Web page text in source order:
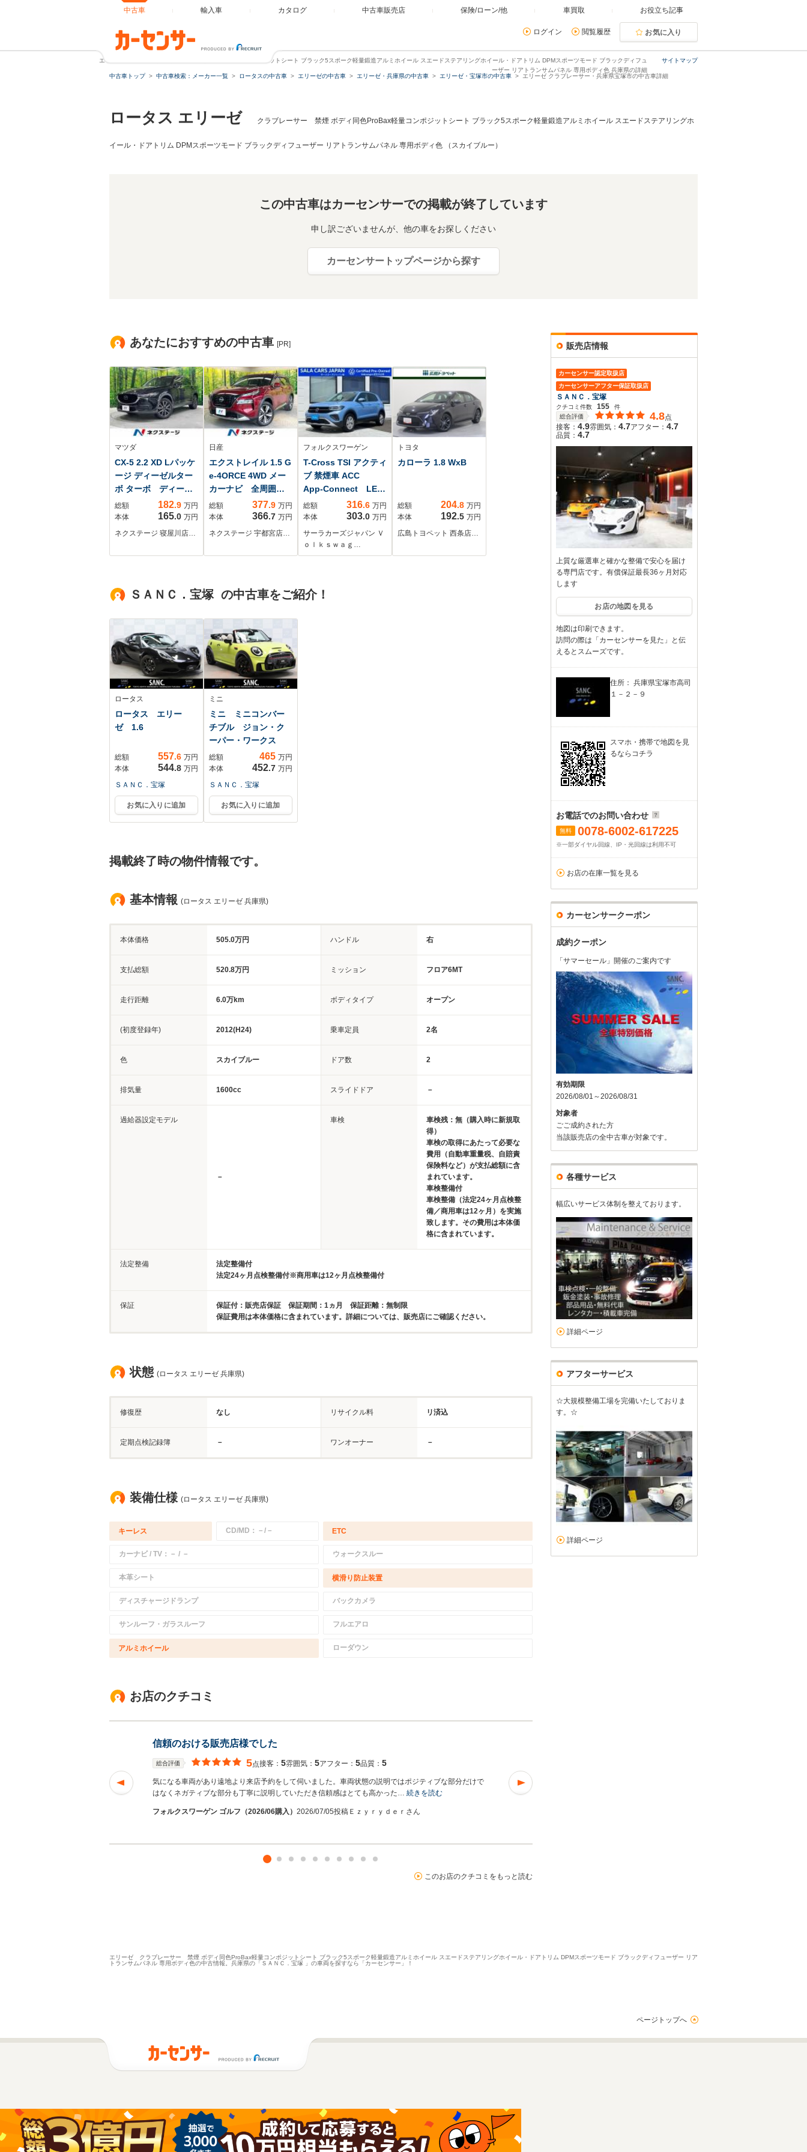
中古車 輸入車 カタログ 中古車販売店 保険/ローン/他 車買取 お役立ち記事
ログイン 閲覧履歴 お気に入り
サイトマップ
エリーゼ クラブレーサー 禁煙 ボディ同色ProBax軽量コンポジットシート ブラック5スポーク軽量鍛造アルミホイール スエードステアリングホイール・ドアトリム DPMスポーツモード ブラックディフュ
ーザー リアトランサムパネル 専用ボディ色 兵庫県の詳細
中古車トップ
中古車検索：メーカー一覧 ロータスの中古車 エリーゼの中古車 エリーゼ・兵庫県の中古車 エリーゼ・宝塚市の中古車 エリーゼ クラブレーサー・兵庫県宝塚市の中古車詳細
ロータス エリーゼ クラブレーサー 禁煙 ボディ同色ProBax軽量コンポジットシート ブラック5スポーク軽量鍛造アルミホイール スエードステアリングホ
イール・ドアトリム DPMスポーツモード ブラックディフューザー リアトランサムパネル 専用ボディ色 （スカイブルー）
この中古車はカーセンサーでの掲載が終了しています
申し訳ございませんが、他の車をお探しください
カーセンサートップページから探す
あなたにおすすめの中古車 [PR]
マツダ
CX-5 2.2 XD Lパッケ
ージ ディーゼルター
ボ ターボ ディーゼ
ル(軽油) マツダコネ
クトナビ バックカ
メラ 衝突被害軽減
クルーズ 禁煙車
ーセンサー スマー
総額 182.9 万円
本体
165.0 万円
ネクステージ 寝屋川店…
日産
エクストレイル 1.5 G
e-4ORCE 4WD メー
カーナビ 全周囲カ
メラ 衝突被害軽減
システム レーダー
クルーズ 禁煙車
ーナーセンサー ス
ETC 純正19インチ
ビーム
総額 377.9 万円
本体
366.7 万円
ネクステージ 宇都宮店…
フォルクスワーゲン
T-Cross TSI アクティ
ブ 禁煙車 ACC
App-Connect LED
ヘッドライト フロン
トアシスト レーン
キープ 疲労検知シ
ステム パークディ
スタンスコントロー
ジ パドルシフト
総額 316.6 万円
本体
303.0 万円
サーラカーズジャパン Ｖ
ｏｌｋｓｗａｇ…
トヨタ
カローラ 1.8 WxB
総額 204.8 万円
本体
192.5 万円
広島トヨペット 西条店…
ＳＡＮＣ．宝塚 の中古車をご紹介！
ロータス
ロータス エリー
ゼ 1.6
総額 557.6 万円
本体
544.8 万円
ＳＡＮＣ．宝塚
お気に入りに追加
ミニ
ミニ ミニコンバー
チブル ジョン・ク
ーパー・ワークス
総額 465 万円
本体
452.7 万円
ＳＡＮＣ．宝塚
お気に入りに追加
掲載終了時の物件情報です。
基本情報 (ロータス エリーゼ 兵庫県)
本体価格 505.0万円 ハンドル 右
支払総額 520.8万円 ミッション フロア6MT
走行距離 6.0万km ボディタイプ オープン
(初度登録年) 2012(H24) 乗車定員 2名
色 スカイブルー ドア数 2
排気量 1600cc スライドドア －
過給器設定モデル
－
車検
車検残：無（購入時に新規取
得）
車検の取得にあたって必要な
費用（自動車重量税、自賠責
保険料など）が支払総額に含
まれています。
車検整備付
車検整備（法定24ヶ月点検整
備／商用車は12ヶ月）を実施
致します。その費用は本体価
格に含まれています。
法定整備
法定整備付
法定24ヶ月点検整備付※商用車は12ヶ月点検整備付
保証
保証付：販売店保証 保証期間：1ヵ月 保証距離：無制限
保証費用は本体価格に含まれています。詳細については、販売店にご確認ください。
状態 (ロータス エリーゼ 兵庫県)
修復歴 なし リサイクル料 リ済込
定期点検記録簿 － ワンオーナー －
装備仕様 (ロータス エリーゼ 兵庫県)
キーレス CD/MD：－/－ ETC
カーナビ / TV：－ / － ウォークスルー
本革シート 横滑り防止装置
ディスチャージドランプ バックカメラ
サンルーフ・ガラスルーフ フルエアロ
アルミホイール ローダウン
お店のクチコミ
信頼のおける販売店様でした
総合評価 5点接客： 5雰囲気： 5アフター： 5品質： 5
気になる車両があり遠地より来店予約をして伺いました。車両状態の説明ではポジティブな部分だけで
はなくネガティブな部分も丁寧に説明していただき信頼感はとても高かった… 続きを読む
フォルクスワーゲン ゴルフ（2026/06購入） 2026/07/05投稿 Ｅｚｙｒｙｄｅｒさん
このお店のクチコミをもっと読む
販売店情報
カーセンサー認定取扱店
カーセンサーアフター保証取扱店
ＳＡＮＣ．宝塚
クチコミ件数 155
件
総合評価
4.8点
接客： 4.9雰囲気： 4.7アフター： 4.7
品質： 4.7
上質な厳選車と確かな整備で安心を届け
る専門店です。有償保証最長36ヶ月対応
します
お店の地図を見る
地図は印刷できます。
訪問の際は「カーセンサーを見た」と伝
えるとスムーズです。
住所： 兵庫県宝塚市高司
１－２－９
スマホ・携帯で地図を見
るならコチラ
お電話でのお問い合わせ
無料 0078-6002-617225
※一部ダイヤル回線、IP・光回線は利用不可
お店の在庫一覧を見る
カーセンサークーポン
成約クーポン
「サマーセール」開催のご案内です
有効期限
2026/08/01～2026/08/31
対象者
ごご成約された方
当該販売店の全中古車が対象です。
各種サービス
幅広いサービス体制を整えております。
詳細ページ
アフターサービス
☆大規模整備工場を完備いたしておりま
す。☆
詳細ページ
エリーゼ クラブレーサー 禁煙 ボディ同色ProBax軽量コンポジットシート ブラック5スポーク軽量鍛造アルミホイール スエードステアリングホイール・ドアトリム DPMスポーツモード ブラックディフューザー リア
トランサムパネル 専用ボディ色の中古情報。兵庫県の「ＳＡＮＣ．宝塚 」の車両を探すなら「カーセンサー」！
ページトップへ